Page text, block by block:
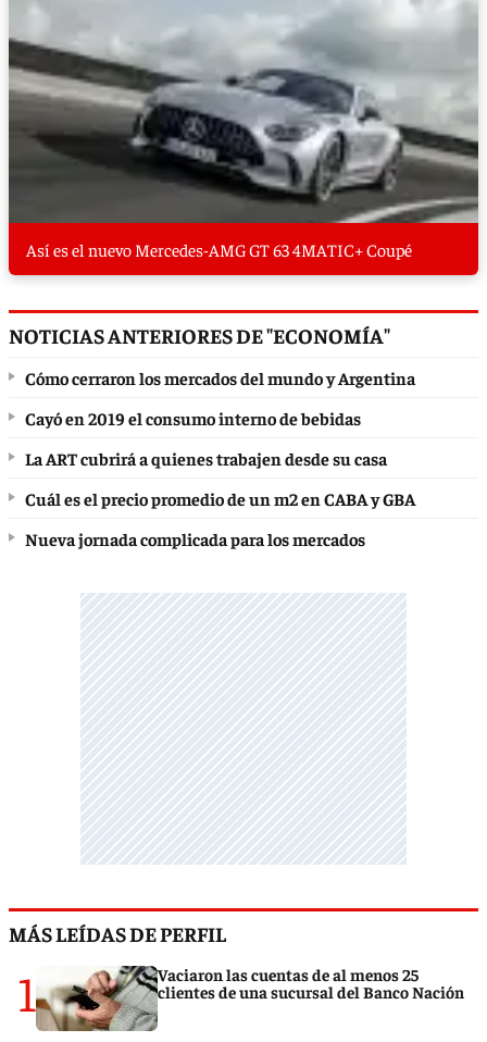
Así es el nuevo Mercedes-AMG GT 63 4MATIC+ Coupé
NOTICIAS ANTERIORES DE "ECONOMÍA"
Cómo cerraron los mercados del mundo y Argentina
Cayó en 2019 el consumo interno de bebidas
La ART cubrirá a quienes trabajen desde su casa
Cuál es el precio promedio de un m2 en CABA y GBA
Nueva jornada complicada para los mercados
MÁS LEÍDAS DE PERFIL
1
Vaciaron las cuentas de al menos 25
clientes de una sucursal del Banco Nación